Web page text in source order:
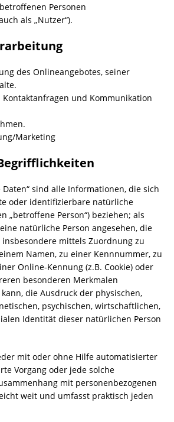
Personen
als „Nutzer“).
des Onlineangebotes, seiner
Kontaktanfragen und Kommunikation
Marketing
Daten“ sind alle Informationen, die sich
oder identifizierbare natürliche
„betroffene Person“) beziehen; als
natürliche Person angesehen, die
mittels Zuordnung zu
Namen, zu einer Kennnummer, zu
Online-Kennung (z.B. Cookie) oder
besonderen Merkmalen
die Ausdruck der physischen,
psychischen, wirtschaftlichen,
Identität dieser natürlichen Person
mit oder ohne Hilfe automatisierter
Vorgang oder jede solche
mit personenbezogenen
weit und umfasst praktisch jeden